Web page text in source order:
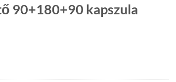
90+180+90 kapszula